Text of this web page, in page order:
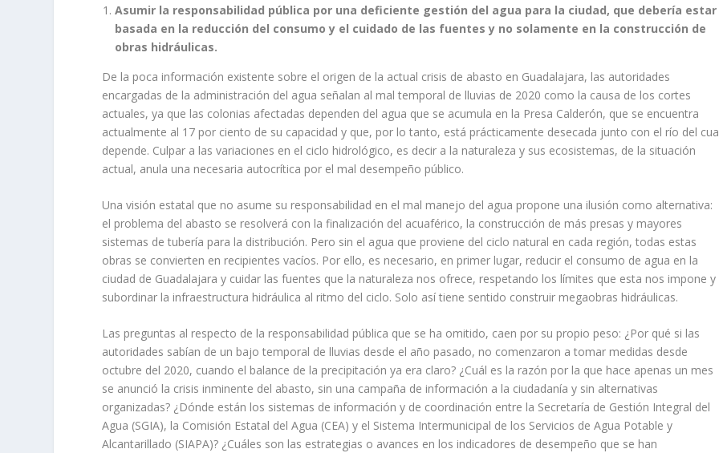
Asumir la responsabilidad pública por una deficiente gestión del agua para la ciudad, que debería estar
basada en la reducción del consumo y el cuidado de las fuentes y no solamente en la construcción de
obras hidráulicas.
De la poca información existente sobre el origen de la actual crisis de abasto en Guadalajara, las autoridades
encargadas de la administración del agua señalan al mal temporal de lluvias de 2020 como la causa de los cortes
actuales, ya que las colonias afectadas dependen del agua que se acumula en la Presa Calderón, que se encuentra
actualmente al 17 por ciento de su capacidad y que, por lo tanto, está prácticamente desecada junto con el río del
depende. Culpar a las variaciones en el ciclo hidrológico, es decir a la naturaleza y sus ecosistemas, de la situación
actual, anula una necesaria autocrítica por el mal desempeño público.
Una visión estatal que no asume su responsabilidad en el mal manejo del agua propone una ilusión como alternativa:
el problema del abasto se resolverá con la finalización del acuaférico, la construcción de más presas y mayores
sistemas de tubería para la distribución. Pero sin el agua que proviene del ciclo natural en cada región, todas estas
obras se convierten en recipientes vacíos. Por ello, es necesario, en primer lugar, reducir el consumo de agua en la
ciudad de Guadalajara y cuidar las fuentes que la naturaleza nos ofrece, respetando los límites que esta nos impone y
subordinar la infraestructura hidráulica al ritmo del ciclo. Solo así tiene sentido construir megaobras hidráulicas.
Las preguntas al respecto de la responsabilidad pública que se ha omitido, caen por su propio peso: ¿Por qué si las
autoridades sabían de un bajo temporal de lluvias desde el año pasado, no comenzaron a tomar medidas desde
octubre del 2020, cuando el balance de la precipitación ya era claro? ¿Cuál es la razón por la que hace apenas un mes
se anunció la crisis inminente del abasto, sin una campaña de información a la ciudadanía y sin alternativas
organizadas? ¿Dónde están los sistemas de información y de coordinación entre la Secretaría de Gestión Integral del
Agua (SGIA), la Comisión Estatal del Agua (CEA) y el Sistema Intermunicipal de los Servicios de Agua Potable y
Alcantarillado (SIAPA)? ¿Cuáles son las estrategias o avances en los indicadores de desempeño que se han